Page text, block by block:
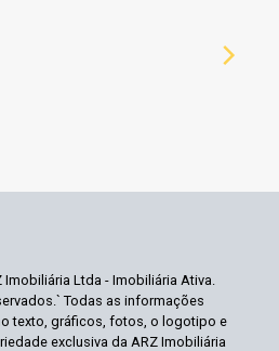
Ltda - Imobiliária Ativa.
Todas as informações
texto, gráficos, fotos, o logotipo e
exclusiva da ARZ Imobiliária